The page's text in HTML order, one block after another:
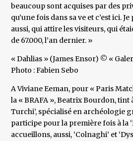
beaucoup sont acquises par des
qu’une fois dans sa ve et c’est ici. Je
aussi, qui attire les visiteurs, qui
de 67.000, l’an dernier. »
« Dahlias » (James Ensor) © «
Photo : Fabien Sebo
A Viviane Eeman, pour « Paris
la « BRAFA », Beatrix Bourdon, tint
Turchi’, spécialisé en archéologie
participe pour la première fois à la
accueillons, aussi, ‘Colnaghi’ et